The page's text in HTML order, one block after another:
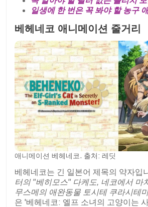
일생에 한 번은 꼭 봐야 할 농구
베헤네코 애니메이션 줄거리
애니메이션 베헤네코. 출처: 레딧
베헤네코는 긴 일본어 제목의 약자입
터의 "베히모스" 다케도, 네코에서 마
무스메의 애완동물 토시테 쿠라시테
은 '베헤네코: 엘프 소녀의 고양이는